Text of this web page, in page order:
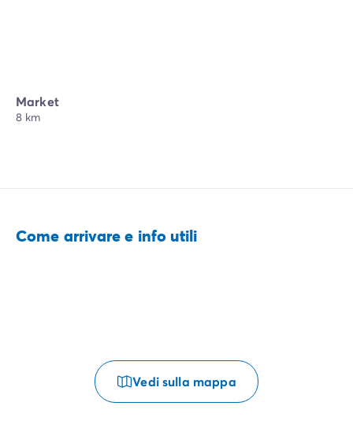
Market
8 km
Come arrivare e info utili
Vedi sulla mappa